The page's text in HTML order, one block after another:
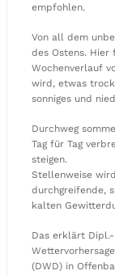
empfohlen.
Von all dem
des Ostens. Hier
Wochenverlauf
wird, etwas
sonniges und
Durchweg
Tag für Tag
steigen.
Stellenweise
durchgreifende,
kalten
Das erklärt
(DWD) in